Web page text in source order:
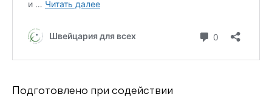
Подготовлено при содействии